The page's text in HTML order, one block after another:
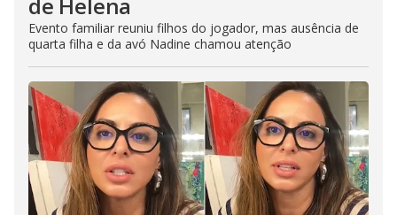
de Helena
Evento familiar reuniu filhos do jogador, mas ausência de
quarta filha e da avó Nadine chamou atenção